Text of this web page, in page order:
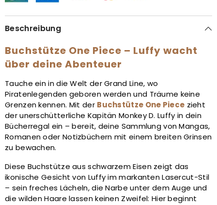
Beschreibung
Buchstütze One Piece – Luffy wacht
über deine Abenteuer
Tauche ein in die Welt der Grand Line, wo
Piratenlegenden geboren werden und Träume keine
Grenzen kennen. Mit der Buchstütze One Piece zieht
der unerschütterliche Kapitän Monkey D. Luffy in dein
Bücherregal ein – bereit, deine Sammlung von Mangas,
Romanen oder Notizbüchern mit einem breiten Grinsen
zu bewachen.
Diese Buchstütze aus schwarzem Eisen zeigt das
ikonische Gesicht von Luffy im markanten Lasercut-Stil
– sein freches Lächeln, die Narbe unter dem Auge und
die wilden Haare lassen keinen Zweifel: Hier beginnt